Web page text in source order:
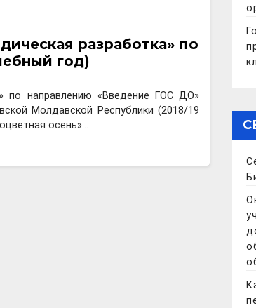
разработка» по
год)
по направлению «Введение ГОС ДО»
Молдавской Республики (2018/19
осень»…